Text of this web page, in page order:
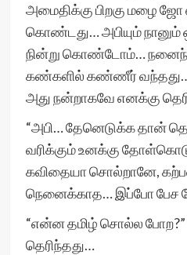
அமைதிக்கு பிறகு மழை ஜோ
கொண்டது… அபியும் நானும்
நின்று கொண்டோம்…
கண்களில் கண்ணீர் வந்தது…
அது நன்றாகவே எனக்கு
“அபி… தேனெடுக்க தான்
வரிக்கும் உனக்கு
கவிதையா சொல்றானே,
நெனைக்காத… இப்போ பேச
“என்ன தமிழ் சொல்ல போற?”
தெரிந்தது…